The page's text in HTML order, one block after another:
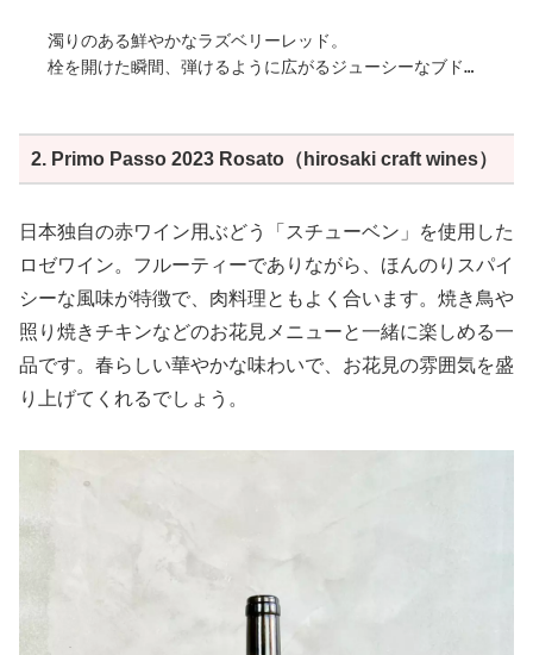
濁りのある鮮やかなラズベリーレッド。
栓を開けた瞬間、弾けるように広がるジューシーなブドウ
します。
タンニンが味わいを引き締めます。
な一本。
しっかり冷やして、カジュアルなパーティーはもちろん、
リラックスしたい夜にもぴったりのワインです。
作り手さんから
〇ぶどうについて
です。
風間さんは長年ぶどう農家として毎年愛情を込めてスチュ
収穫時には毎回ご家族がお手伝いに来られ、家族愛があふ
る光景をみて私自身もいつも幸せを感じております。
2. Primo Passo 2023 Rosato（hirosaki craft wines）
日本独自の赤ワイン用ぶどう「スチューベン」を使用した
ロゼワイン。フルーティーでありながら、ほんのりスパイ
シーな風味が特徴で、肉料理ともよく合います。焼き鳥や
照り焼きチキンなどのお花見メニューと一緒に楽しめる一
品です。春らしい華やかな味わいで、お花見の雰囲気を盛
り上げてくれるでしょう。